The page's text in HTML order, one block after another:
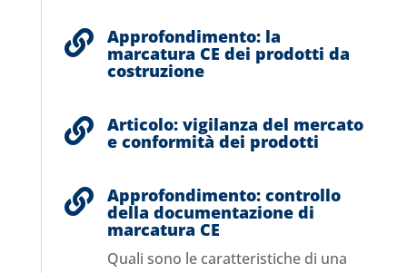
 Approfondimento: la
marcatura CE dei prodotti da
costruzione
 Articolo: vigilanza del mercato
e conformità dei prodotti
 Approfondimento: controllo
della documentazione di
marcatura CE
Quali sono le caratteristiche di una